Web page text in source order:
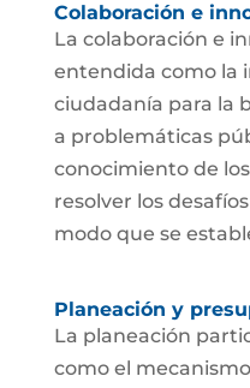
Colaboración e
La colaboración e
entendida como la
ciudadanía para la
a problemáticas
conocimiento de
resolver los
modo que se
Planeación y
La planeación
como el